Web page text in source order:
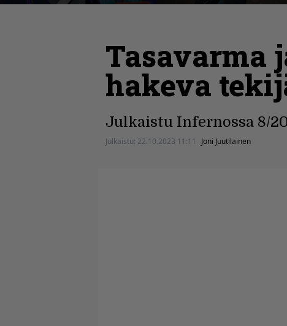
Tasavarma
hakeva
Julkaistu Infernossa 8/
Julkaistu: 22.10.2023 11:11 Joni Juutilainen